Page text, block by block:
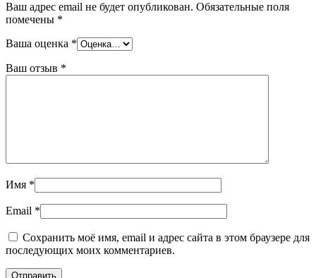
Ваш адрес email не будет опубликован. Обязательные поля
помечены *
Ваша оценка *
Ваш отзыв *
Имя *
Email *
Сохранить моё имя, email и адрес сайта в этом браузере для
последующих моих комментариев.